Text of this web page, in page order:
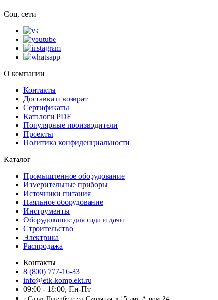
Соц. сети
О компании
Контакты
Доставка и возврат
Сертификаты
Каталоги PDF
Популярные производители
Проекты
Политика конфиденциальности
Каталог
Промышленное оборудование
Измерительные приборы
Источники питания
Паяльное оборудование
Инструменты
Оборудование для сада и дачи
Строительство
Электрика
Распродажа
Контакты
8 (800) 777-16-83
info@etk-komplekt.ru
09:00 - 18:00, Пн-Пт
г. Санкт-Петербург, ул. Смоляная, д.15, лит. А, пом. 24